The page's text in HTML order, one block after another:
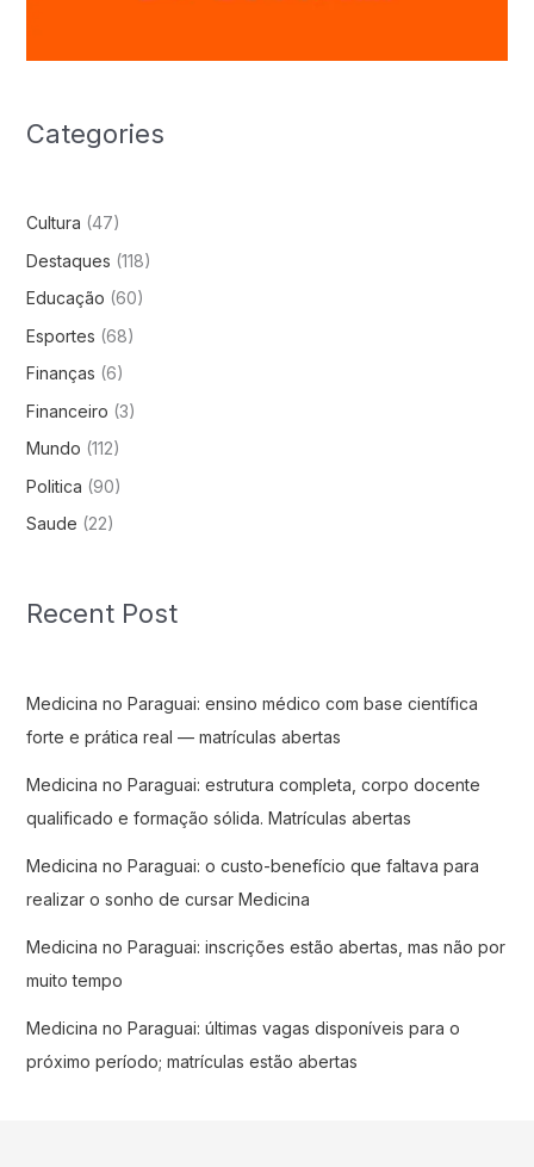
Categories
Cultura (47)
Destaques (118)
Educação (60)
Esportes (68)
Finanças (6)
Financeiro (3)
Mundo (112)
Politica (90)
Saude (22)
Recent Post
Medicina no Paraguai: ensino médico com base científica
forte e prática real — matrículas abertas
Medicina no Paraguai: estrutura completa, corpo docente
qualificado e formação sólida. Matrículas abertas
Medicina no Paraguai: o custo-benefício que faltava para
realizar o sonho de cursar Medicina
Medicina no Paraguai: inscrições estão abertas, mas não por
muito tempo
Medicina no Paraguai: últimas vagas disponíveis para o
próximo período; matrículas estão abertas